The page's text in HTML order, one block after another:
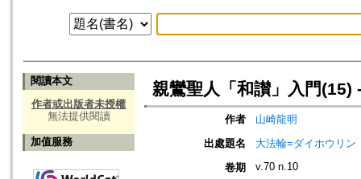
閱讀本文
作者或出版者未授權
無法提供閱讀
加值服務
親鸞聖人「和讃」入門
作者
山崎龍明
出處題名
大法輪=ダイホウリン
卷期
v.70 n.10